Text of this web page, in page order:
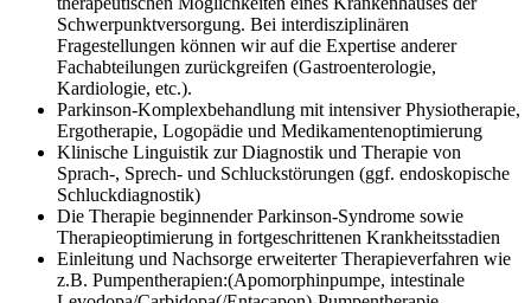
Schwerpunktversorgung. Bei interdisziplinären
Fragestellungen können wir auf die Expertise anderer
Fachabteilungen zurückgreifen (Gastroenterologie,
Kardiologie, etc.).
Parkinson-Komplexbehandlung mit intensiver Physiotherapie,
Ergotherapie, Logopädie und Medikamentenoptimierung
Klinische Linguistik zur Diagnostik und Therapie von
Sprach-, Sprech- und Schluckstörungen (ggf. endoskopische
Schluckdiagnostik)
Die Therapie beginnender Parkinson-Syndrome sowie
Therapieoptimierung in fortgeschrittenen Krankheitsstadien
Einleitung und Nachsorge erweiterter Therapieverfahren wie
z.B. Pumpentherapien:(Apomorphinpumpe, intestinale